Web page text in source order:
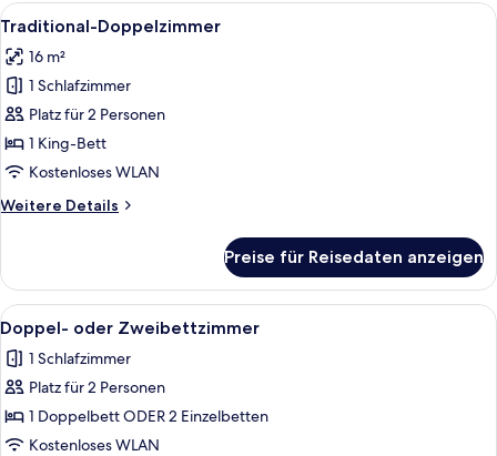
Alle
Fotos
für
Traditional-
Doppelzimmer
anzeigen
Ein Bett mit Himmelbettgestell aus
8
Traditional-Doppelzimmer
16 m²
1 Schlafzimmer
Platz für 2 Personen
1 King-Bett
Kostenloses WLAN
Weitere Details
Weitere
Doppelzimmer
Preise für Reisedaten anzeigen
Alle
Fotos
für
Doppel-
oder
Zweibettzimmer
Schreibtisch, Bügeleisen/Bügelbrett,
3
Doppel- oder Zweibettzimmer
1 Schlafzimmer
Platz für 2 Personen
1 Doppelbett ODER 2 Einzelbetten
Kostenloses WLAN